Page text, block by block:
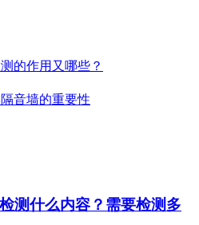
的作用又哪些？
音墙的重要性
测什么内容？需要检测多